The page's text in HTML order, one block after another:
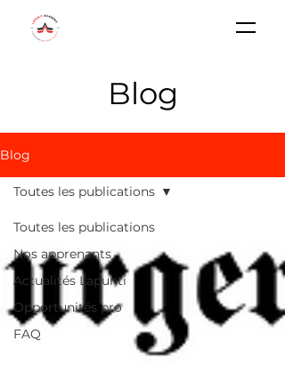
Blog
Blog
Toutes les publications
Nos apprenants
Actualités Lapunti
Opportunités pro
FAQ
Toutes les publications